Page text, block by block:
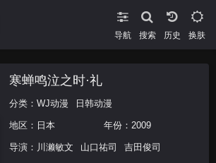
导航 搜索 换肤
寒蝉鸣泣之时·礼
分类： WJ动漫 日韩动漫
地区： 日本 年份： 2009
导演： 川濑敏文 山口祐司 吉田俊司